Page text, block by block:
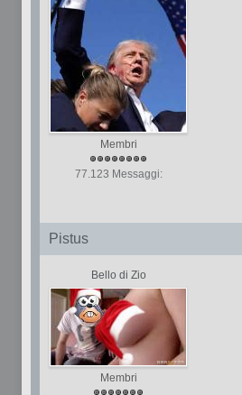
Membri
77.123 Messaggi:
Pistus
Bello di Zio
Membri